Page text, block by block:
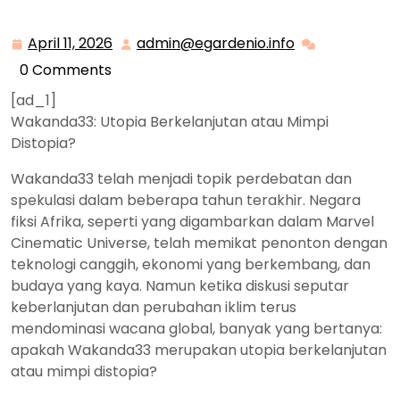
April 11, 2026 Apriladmin@egardenio.info
0 Comments
[ad_1]
Wakanda33: Utopia Berkelanjutan atau Mimpi
Distopia?
Wakanda33 telah menjadi topik perdebatan dan
spekulasi dalam beberapa tahun terakhir. Negara
fiksi Afrika, seperti yang digambarkan dalam Marvel
Cinematic Universe, telah memikat penonton dengan
teknologi canggih, ekonomi yang berkembang, dan
budaya yang kaya. Namun ketika diskusi seputar
keberlanjutan dan perubahan iklim terus
mendominasi wacana global, banyak yang bertanya:
apakah Wakanda33 merupakan utopia berkelanjutan
atau mimpi distopia?